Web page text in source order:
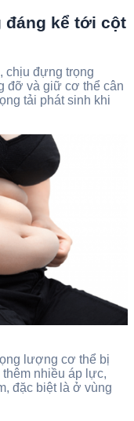
đáng kể tới cột
chịu đựng trọng
đỡ và giữ cơ thể cân
tải phát sinh khi
lượng cơ thể bị
nhiều áp lực,
đặc biệt là ở vùng